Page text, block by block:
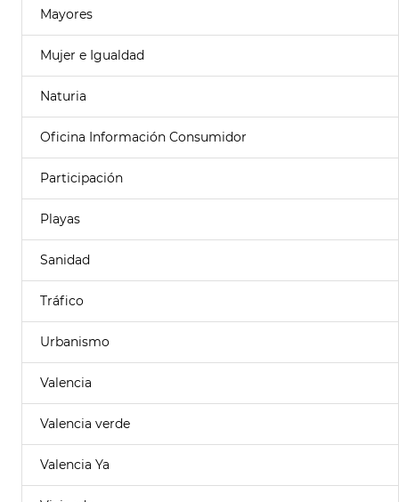
Mayores
Mujer e Igualdad
Naturia
Oficina Información Consumidor
Participación
Playas
Sanidad
Tráfico
Urbanismo
Valencia
Valencia verde
Valencia Ya